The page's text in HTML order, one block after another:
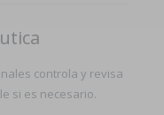
controla y revisa
si es necesario.